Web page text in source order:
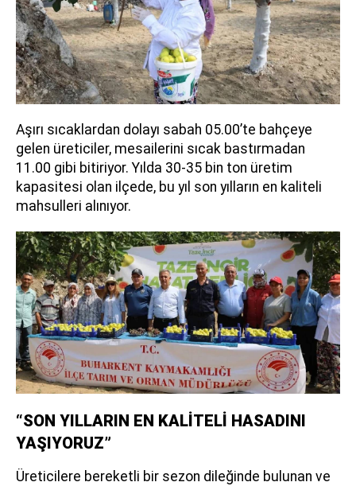
Aşırı sıcaklardan dolayı sabah 05.00’te bahçeye
gelen üreticiler, mesailerini sıcak bastırmadan
11.00 gibi bitiriyor. Yılda 30-35 bin ton üretim
kapasitesi olan ilçede, bu yıl son yılların en kaliteli
mahsulleri alınıyor.
“SON YILLARIN EN KALİTELİ HASADINI
YAŞIYORUZ”
Üreticilere bereketli bir sezon dileğinde bulunan ve